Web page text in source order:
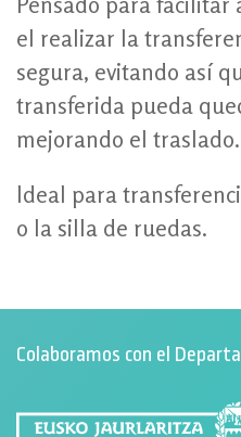
el realizar la
segura, evitando así
transferida pueda
mejorando el traslado.
Ideal para
o la silla de ruedas.
Colaboramos con el